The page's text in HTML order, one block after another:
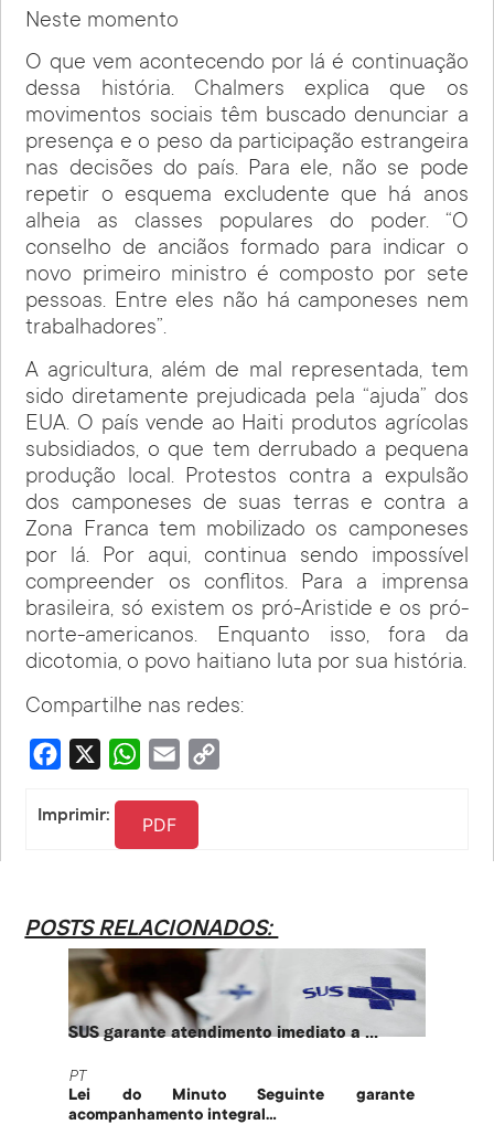
Neste momento
O que vem acontecendo por lá é continuação
dessa história. Chalmers explica que os
movimentos sociais têm buscado denunciar a
presença e o peso da participação estrangeira
nas decisões do país. Para ele, não se pode
repetir o esquema excludente que há anos
alheia as classes populares do poder. “O
conselho de anciãos formado para indicar o
novo primeiro ministro é composto por sete
pessoas. Entre eles não há camponeses nem
trabalhadores”.
A agricultura, além de mal representada, tem
sido diretamente prejudicada pela “ajuda” dos
EUA. O país vende ao Haiti produtos agrícolas
subsidiados, o que tem derrubado a pequena
produção local. Protestos contra a expulsão
dos camponeses de suas terras e contra a
Zona Franca tem mobilizado os camponeses
por lá. Por aqui, continua sendo impossível
compreender os conflitos. Para a imprensa
brasileira, só existem os pró-Aristide e os pró-
norte-americanos. Enquanto isso, fora da
dicotomia, o povo haitiano luta por sua história.
Compartilhe nas redes:
Facebook WhatsApp
Email
Imprimir: PDF
POSTS RELACIONADOS:
SUS garante atendimento imediato a ...
PT
Lei do Minuto Seguinte garante
acompanhamento integral...